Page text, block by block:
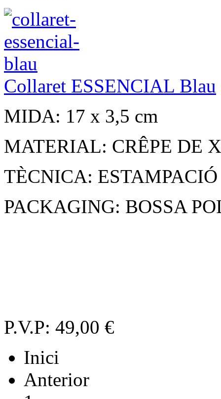
Collaret ESSENCIAL Blau
MIDA: 17 x 3,5 cm
MATERIAL: CRÊPE DE
TÈCNICA:
PACKAGING: BOSSA
P.V.P: 49,00 €
Inici
Anterior